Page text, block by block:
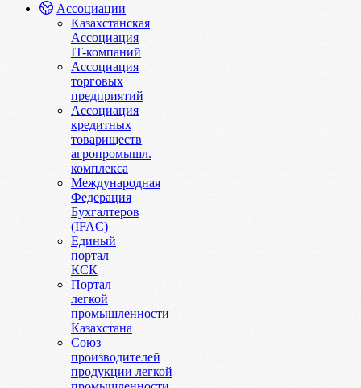
Ассоциации
Казахстанская
Ассоциация
IT-компаний
Ассоциация
торговых
предприятий
Ассоциация
кредитных
товариществ
агропромышл.
комплекса
Международная
Федерация
Бухгалтеров
(IFAC)
Единый
портал
КСК
Портал
легкой
промышленности
Казахстана
Союз
производителей
продукции легкой